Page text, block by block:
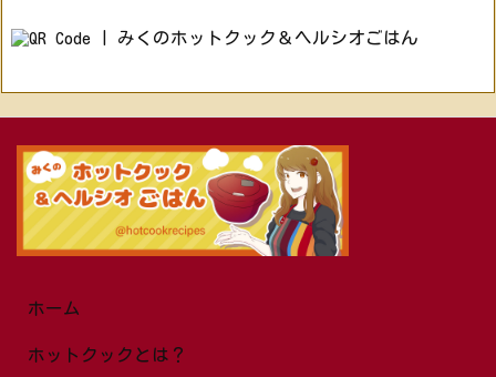
ホーム
ホットクックとは？